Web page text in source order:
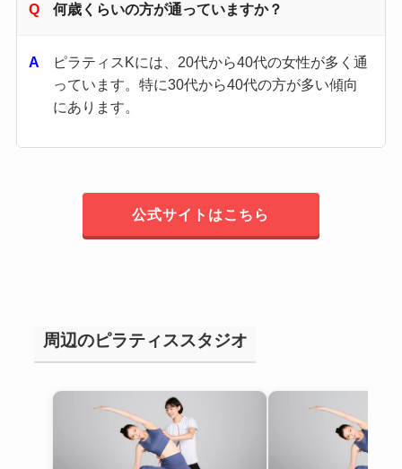
何歳くらいの方が通っていますか？
ピラティスKには、20代から40代の女性が多く通
っています。​特に30代から40代の方が多い傾向
にあります。
公式サイトはこちら
周辺のピラティススタジオ